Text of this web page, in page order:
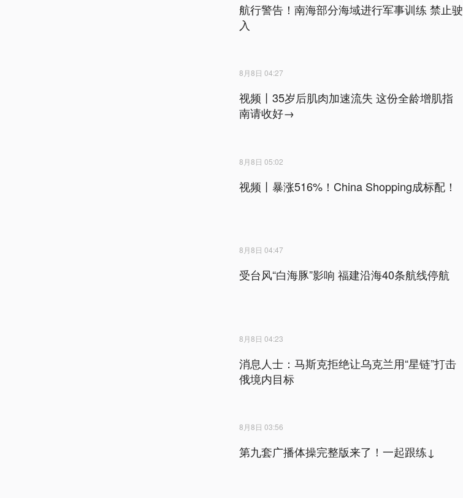
航行警告！南海部分海域进行军事训练 禁止驶
入
8月8日 04:27
视频丨35岁后肌肉加速流失 这份全龄增肌指
南请收好→
8月8日 05:02
视频丨暴涨516%！China Shopping成标配！
8月8日 04:47
受台风“白海豚”影响 福建沿海40条航线停航
8月8日 04:23
消息人士：马斯克拒绝让乌克兰用“星链”打击
俄境内目标
8月8日 03:56
第九套广播体操完整版来了！一起跟练↓